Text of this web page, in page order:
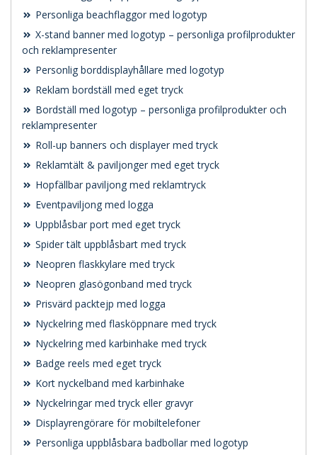
Personliga beachflaggor med logotyp
X-stand banner med logotyp – personliga profilprodukter
och reklampresenter
Personlig borddisplayhållare med logotyp
Reklam bordställ med eget tryck
Bordställ med logotyp – personliga profilprodukter och
reklampresenter
Roll-up banners och displayer med tryck
Reklamtält & paviljonger med eget tryck
Hopfällbar paviljong med reklamtryck
Eventpaviljong med logga
Uppblåsbar port med eget tryck
Spider tält uppblåsbart med tryck
Neopren flaskkylare med tryck
Neopren glasögonband med tryck
Prisvärd packtejp med logga
Nyckelring med flasköppnare med tryck
Nyckelring med karbinhake med tryck
Badge reels med eget tryck
Kort nyckelband med karbinhake
Nyckelringar med tryck eller gravyr
Displayrengörare för mobiltelefoner
Personliga uppblåsbara badbollar med logotyp